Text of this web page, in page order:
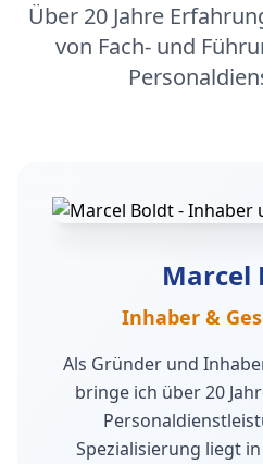
Über 20 Jahre
von Fach- und
Marcel
Inhaber &
Als Gründer und
bringe ich über 20
Spezialisierung liegt